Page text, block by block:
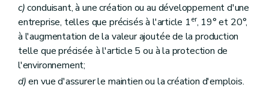
c)conduisant, à une création ou au développement d'une
entreprise, telles que précisés à l'article 1er, 19° et 20°,
à l'augmentation de la valeur ajoutée de la production
telle que précisée à l'article 5 ou à la protection de
l'environnement;
d)en vue d'assurer le maintien ou la création d'emplois.